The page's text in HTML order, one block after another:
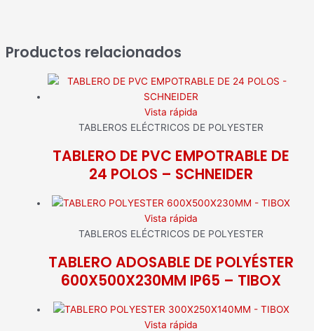
Productos relacionados
Vista rápida
TABLEROS ELÉCTRICOS DE POLYESTER
TABLERO DE PVC EMPOTRABLE DE
24 POLOS – SCHNEIDER
Vista rápida
TABLEROS ELÉCTRICOS DE POLYESTER
TABLERO ADOSABLE DE POLYÉSTER
600X500X230MM IP65 – TIBOX
Vista rápida